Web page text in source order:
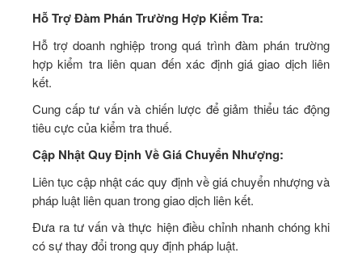
Hỗ Trợ Đàm Phán Trường Hợp Kiểm Tra:
Hỗ trợ doanh nghiệp trong quá trình đàm phán trường
hợp kiểm tra liên quan đến xác định giá giao dịch liên
kết.
Cung cấp tư vấn và chiến lược để giảm thiểu tác động
tiêu cực của kiểm tra thuế.
Cập Nhật Quy Định Về Giá Chuyển Nhượng:
Liên tục cập nhật các quy định về giá chuyển nhượng và
pháp luật liên quan trong giao dịch liên kết.
Đưa ra tư vấn và thực hiện điều chỉnh nhanh chóng khi
có sự thay đổi trong quy định pháp luật.